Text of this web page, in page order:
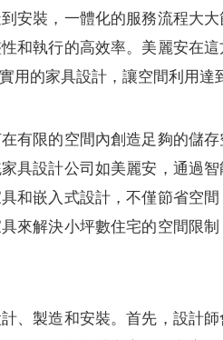
安裝，一體化的服務流程大
和執行的高效率。美麗安在
用的家具設計，讓空間利用達
有限的空間內創造足夠的儲存
具設計公司如美麗安，通過
和嵌入式設計，不僅節省空
來解決小坪數住宅的空間限
、製造和安裝。首先，設計